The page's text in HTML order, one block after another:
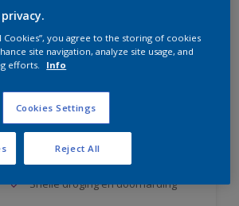
Satin
Extreem kras- en slijtvast
Huidvetresistente zijdeglanslak
Snelle droging en doorharding
Cookies”, you agree to the storing of cookies
site navigation, analyze site usage, and
efforts.
Info
Cookies Settings
Reject All